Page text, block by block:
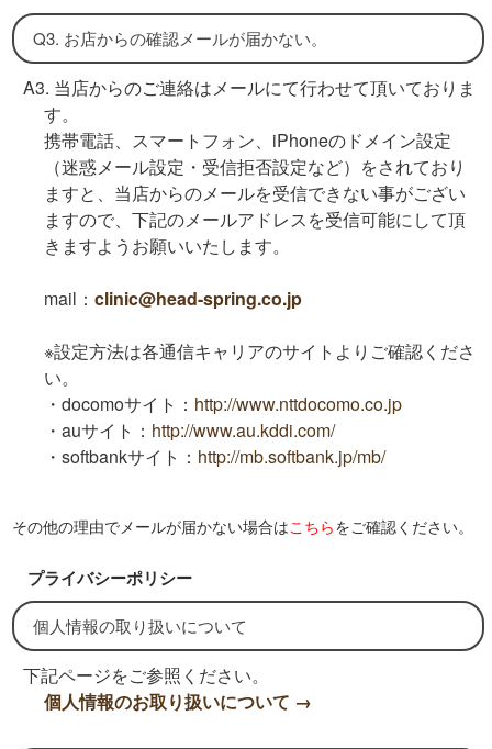
Q3. お店からの確認メールが届かない。
A3. 当店からのご連絡はメールにて行わせて頂いておりま
す。
携帯電話、スマートフォン、iPhoneのドメイン設定
（迷惑メール設定・受信拒否設定など）をされており
ますと、当店からのメールを受信できない事がござい
ますので、下記のメールアドレスを受信可能にして頂
きますようお願いいたします。
mail：clinic@head-spring.co.jp
※設定方法は各通信キャリアのサイトよりご確認くださ
い。
・docomoサイト： http://www.nttdocomo.co.jp
・auサイト： http://www.au.kddi.com/
・softbankサイト： http://mb.softbank.jp/mb/
その他の理由でメールが届かない場合はこちらをご確認ください。
プライバシーポリシー
個人情報の取り扱いについて
下記ページをご参照ください。
個人情報のお取り扱いについて →